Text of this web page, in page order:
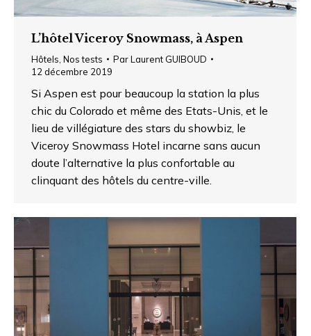
L’hôtel Viceroy Snowmass, à Aspen
Hôtels Nos tests ParLaurent GUIBOUD
12 décembre 2019
Si Aspen est pour beaucoup la station la plus
chic du Colorado et même des Etats-Unis, et le
lieu de villégiature des stars du showbiz, le
Viceroy Snowmass Hotel incarne sans aucun
doute l’alternative la plus confortable au
clinquant des hôtels du centre-ville.